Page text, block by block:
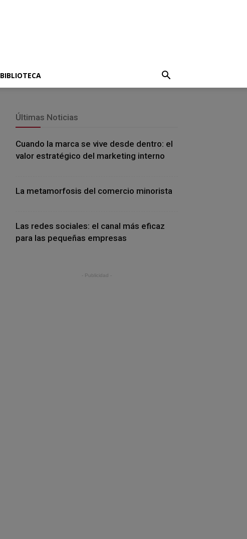
BIBLIOTECA
Últimas Noticias
Cuando la marca se vive desde dentro: el
valor estratégico del marketing interno
La metamorfosis del comercio minorista
Las redes sociales: el canal más eficaz
para las pequeñas empresas
- Publicidad -